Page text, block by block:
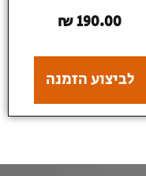
₪190.00
לביצוע הזמנה